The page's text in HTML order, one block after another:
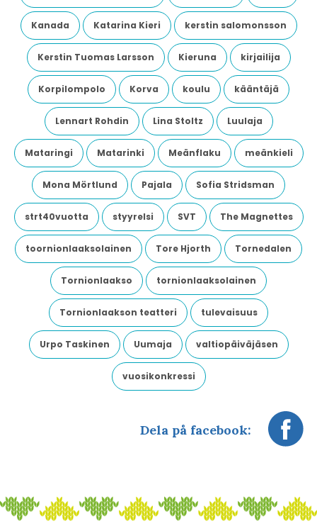
Kanada Katarina Kieri kerstin salomonsson
Kerstin Tuomas Larsson Kieruna kirjailija
Korpilompolo Korva koulu kääntäjä
Lennart Rohdin Lina Stoltz Luulaja
Mataringi Matarinki Meänflaku meänkieli
Mona Mörtlund Pajala Sofia Stridsman
strt40vuotta styyrelsi SVT The Magnettes
toornionlaaksolainen Tore Hjorth Tornedalen
Tornionlaakso tornionlaaksolainen
Tornionlaakson teatteri tulevaisuus
Urpo Taskinen Uumaja valtiopäiväjäsen
vuosikonkressi
Dela på facebook: